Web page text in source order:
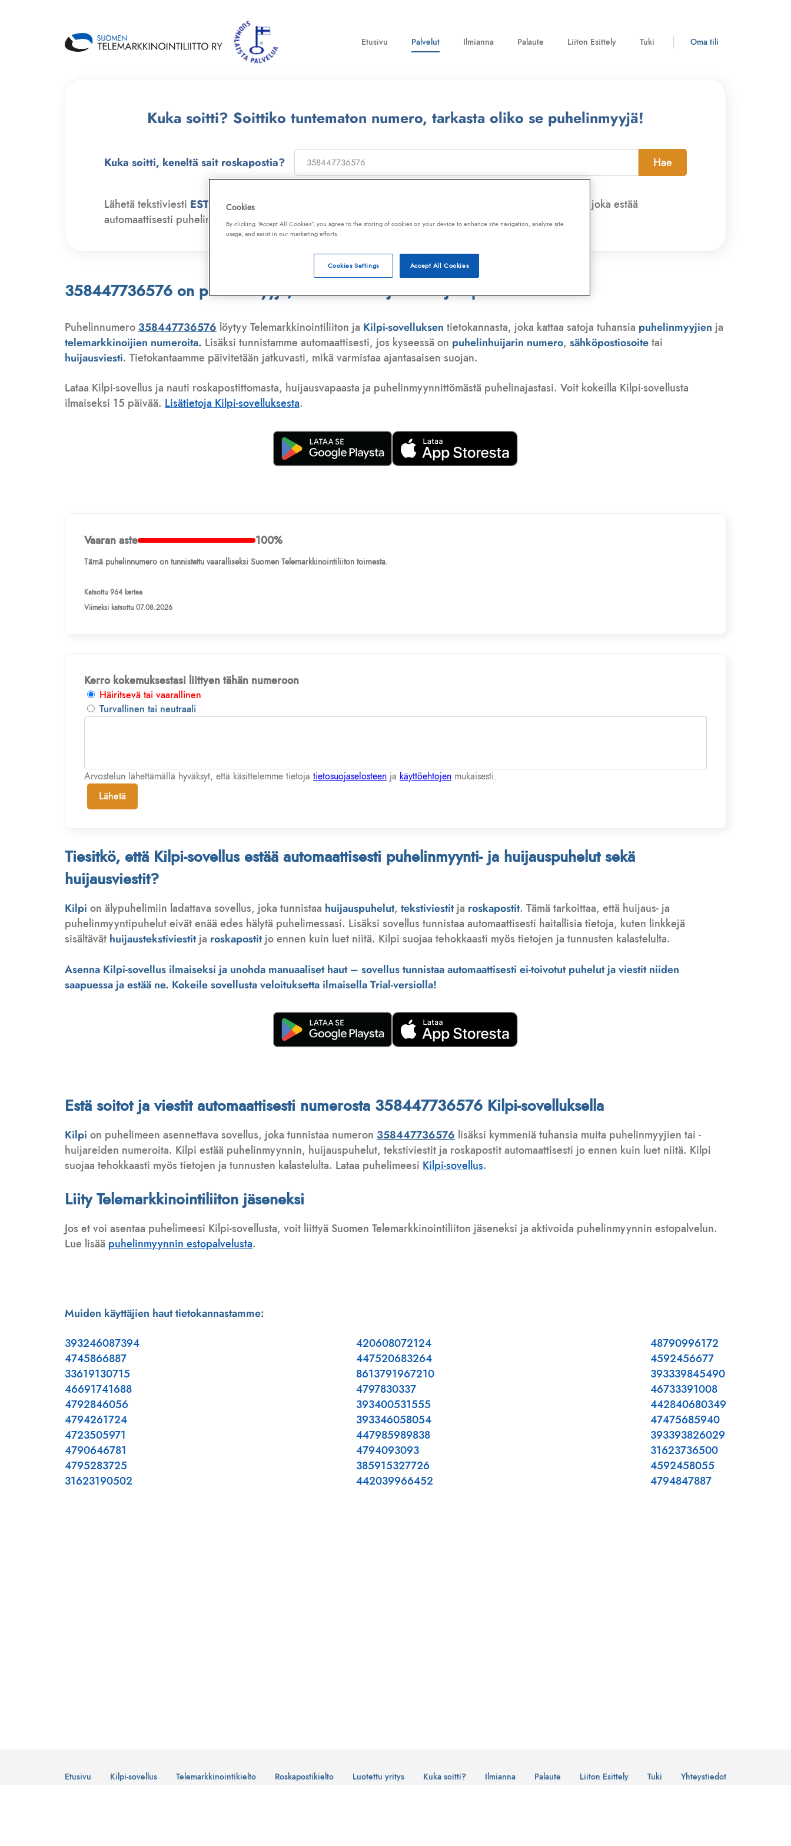
Etusivu Palvelut Ilmianna Palaute Liiton Esittely Tuki Oma tili
Kuka soitti? Soittiko tuntematon numero, tarkasta oliko se puhelinmyyjä!
Kuka soitti, keneltä sait roskapostia? Hae
Lähetä tekstiviesti ESTO numeroon
, niin saat laajan telemarkkinointikiellon ja Kilpi-sovelluksen, joka estää
automaattisesti puhelinmyyjien soitot, huijaussoitot, huijausviestit ja roskapostit.
358447736576 on puhelinmyyjä, telemarkkinoija tai huijauspuhelu
Puhelinnumero 358447736576 löytyy Telemarkkinointiliiton ja Kilpi-sovelluksen tietokannasta, joka kattaa satoja tuhansia puhelinmyyjien ja
telemarkkinoijien numeroita. Lisäksi tunnistamme automaattisesti, jos kyseessä on puhelinhuijarin numero, sähköpostiosoitetai
huijausviesti. Tietokantaamme päivitetään jatkuvasti, mikä varmistaa ajantasaisen suojan.
Lataa Kilpi-sovellus ja nauti roskapostittomasta, huijausvapaasta ja puhelinmyynnittömästä puhelinajastasi. Voit kokeilla Kilpi-sovellusta
ilmaiseksi 15 päivää. Lisätietoja Kilpi-sovelluksesta.
Vaaran aste 100%
Tämä puhelinnumero on tunnistettu vaaralliseksi Suomen Telemarkkinointiliiton toimesta.
Katsottu 964 kertaa
Viimeksi katsottu 07.08.2026
Kerro kokemuksestasi liittyen tähän numeroon
Häiritsevä tai vaarallinen
Turvallinen tai neutraali
Arvostelun lähettämällä hyväksyt, että käsittelemme tietoja tietosuojaselosteen ja käyttöehtojen mukaisesti.
Lähetä
Tiesitkö, että Kilpi-sovellus estää automaattisesti puhelinmyynti- ja huijauspuhelut sekä
huijausviestit?
Kilpi on älypuhelimiin ladattava sovellus, joka tunnistaa huijauspuhelut, tekstiviestitja roskapostit. Tämä tarkoittaa, että huijaus- ja
puhelinmyyntipuhelut eivät enää edes hälytä puhelimessasi. Lisäksi sovellus tunnistaa automaattisesti haitallisia tietoja, kuten linkkejä
sisältävät huijaustekstiviestitja roskapostitjo ennen kuin luet niitä. Kilpi suojaa tehokkaasti myös tietojen ja tunnusten kalastelulta.
Asenna Kilpi-sovellus ilmaiseksi ja unohda manuaaliset haut – sovellus tunnistaa automaattisesti ei-toivotut puhelut ja viestit niiden
saapuessa ja estää ne. Kokeile sovellusta veloituksetta ilmaisella Trial-versiolla!
Estä soitot ja viestit automaattisesti numerosta 358447736576 Kilpi-sovelluksella
Kilpi on puhelimeen asennettava sovellus, joka tunnistaa numeron 358447736576 lisäksi kymmeniä tuhansia muita puhelinmyyjien tai -
huijareiden numeroita. Kilpi estää puhelinmyynnin, huijauspuhelut, tekstiviestit ja roskapostit automaattisesti jo ennen kuin luet niitä. Kilpi
suojaa tehokkaasti myös tietojen ja tunnusten kalastelulta. Lataa puhelimeesi Kilpi-sovellus.
Liity Telemarkkinointiliiton jäseneksi
Jos et voi asentaa puhelimeesi Kilpi-sovellusta, voit liittyä Suomen Telemarkkinointiliiton jäseneksi ja aktivoida puhelinmyynnin estopalvelun.
Lue lisää puhelinmyynnin estopalvelusta.
Muiden käyttäjien haut tietokannastamme:
393246087394
4745866887
33619130715
46691741688
4792846056
4794261724
4723505971
4790646781
4795283725
31623190502
420608072124
447520683264
8613791967210
4797830337
393400531555
393346058054
447985989838
4794093093
385915327726
442039966452
48790996172
4592456677
393339845490
46733391008
442840680349
47475685940
393393826029
31623736500
4592458055
4794847887
Etusivu Kilpi-sovellus Telemarkkinointikielto Roskapostikielto Luotettu yritys Kuka soitti? Ilmianna Palaute Liiton Esittely Tuki
Yhteystiedot
Cookies
By clicking “Accept All Cookies”, you agree to the storing of cookies on your device to enhance site navigation, analyze site
usage, and assist in our marketing efforts.
Accept All Cookies
Cookies Settings